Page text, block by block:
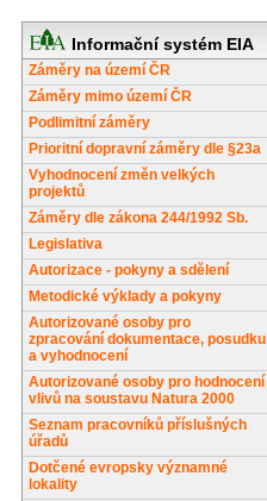
Informační systém EIA
Záměry na území ČR
Záměry mimo území ČR
Podlimitní záměry
Prioritní dopravní záměry dle §23a
Vyhodnocení změn velkých
projektů
Záměry dle zákona 244/1992 Sb.
Legislativa
Autorizace - pokyny a sdělení
Metodické výklady a pokyny
Autorizované osoby pro
zpracování dokumentace, posudku
a vyhodnocení
Autorizované osoby pro hodnocení
vlivů na soustavu Natura 2000
Seznam pracovníků příslušných
úřadů
Dotčené evropsky významné
lokality